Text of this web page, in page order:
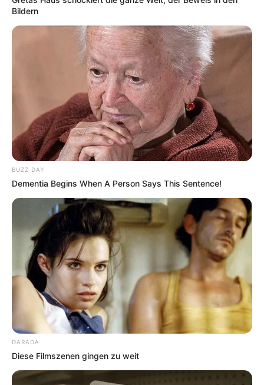
Bildern
BUZZ DAY
Dementia Begins When A Person Says This Sentence!
DARADA
Diese Filmszenen gingen zu weit